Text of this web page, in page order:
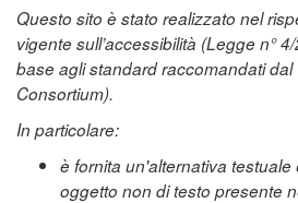
Questo sito è stato realizzato nel
vigente sull’accessibilità (Legge n°
base agli standard raccomandati
Consortium).
In particolare:
è fornita un'alternativa
oggetto non di testo presente